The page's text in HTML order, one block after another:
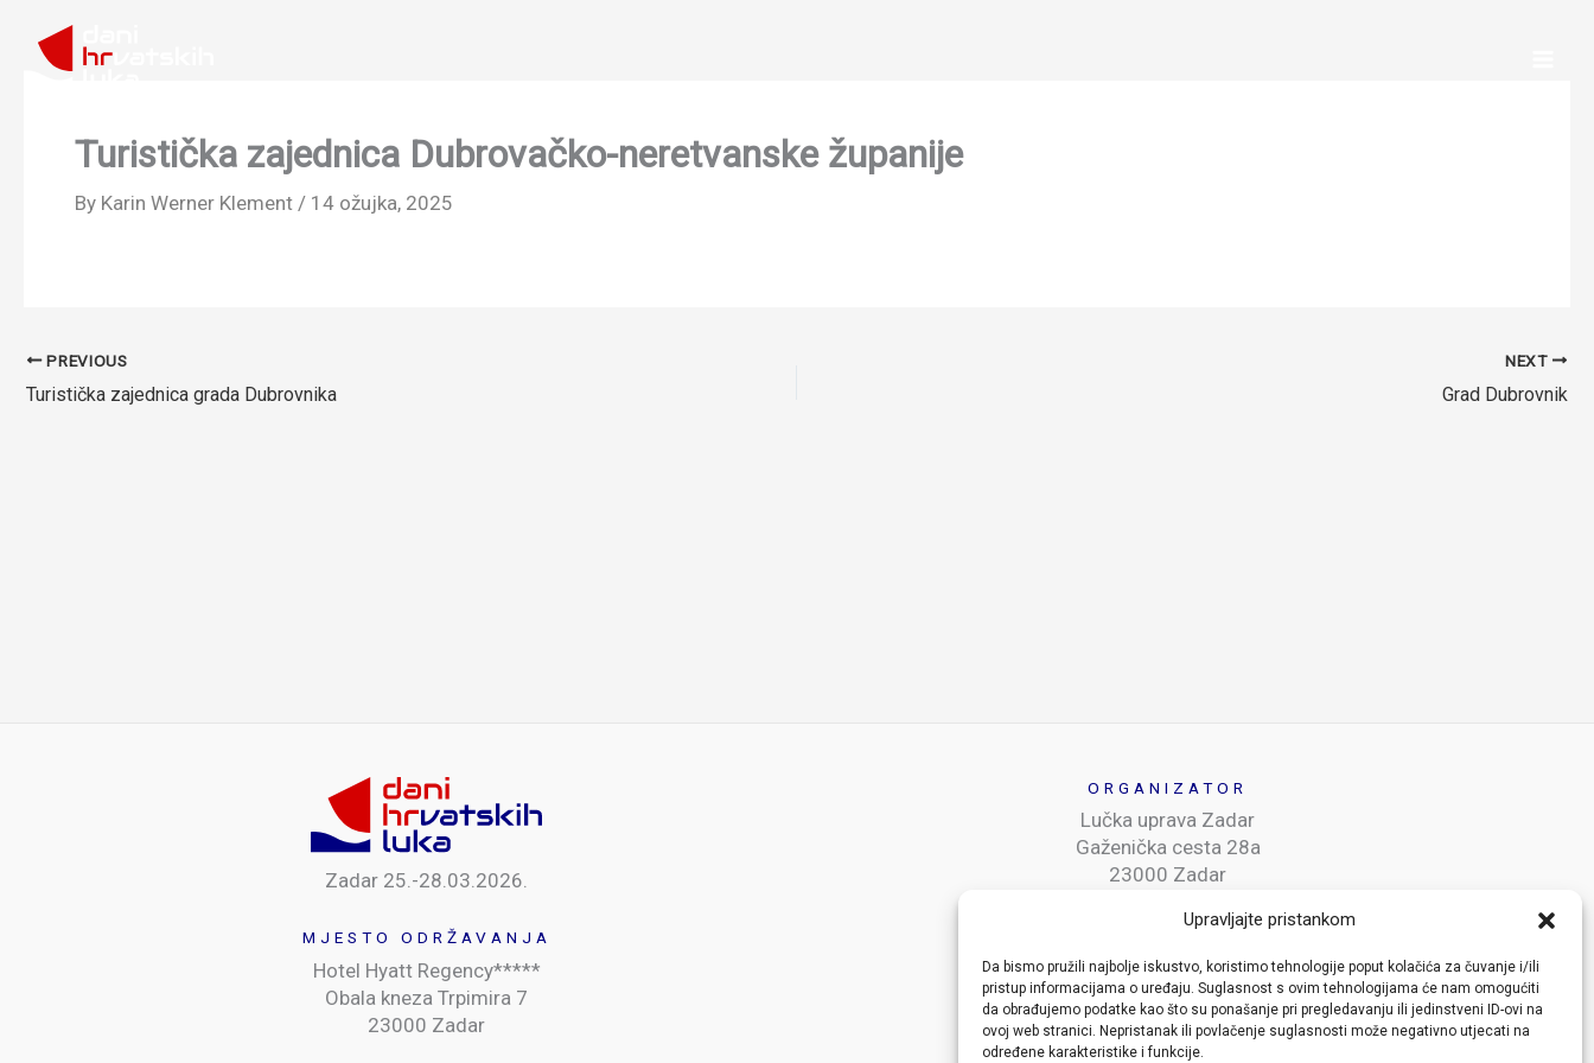
Upravljajte pristankom
Da bismo pružili najbolje iskustvo, koristimo tehnologije poput kolačića za čuvanje i/ili
pristup informacijama o uređaju. Suglasnost s ovim tehnologijama će nam omogućiti
da obrađujemo podatke kao što su ponašanje pri pregledavanju ili jedinstveni ID-ovi na
ovoj web stranici. Nepristanak ili povlačenje suglasnosti može negativno utjecati na
određene karakteristike i funkcije.
content
Turistička zajednica Dubrovačko-neretvanske županije
By Karin Werner Klement / 14 ožujka, 2025
PREVIOUS
Turistička zajednica grada Dubrovnika
NEXT
Grad Dubrovnik
Zadar 25.-28.03.2026.
ORGANIZATOR
Lučka uprava Zadar
Gaženička cesta 28a
23000 Zadar
MJESTO ODRŽAVANJA
Hotel Hyatt Regency*****
Obala kneza Trpimira 7
23000 Zadar
info@danihrluka.eu